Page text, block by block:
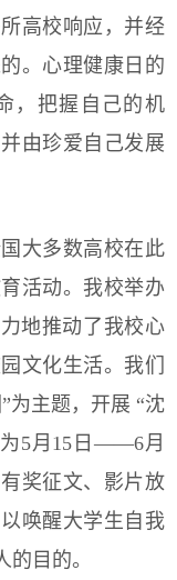
高校响应，并经
。心理健康日的
，把握自己的机
由珍爱自己发展
大多数高校在此
活动。我校举办
地推动了我校心
文化生活。我们
为主题，开展 “沈
5月 15 日——6月
奖征文、影片放
唤醒大学生自我
目的。